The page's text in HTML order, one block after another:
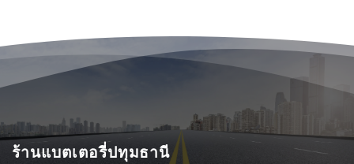
ร้านแบตเตอรี่ปทุมธานี